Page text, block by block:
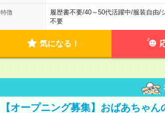
特徴 履歴書不要/40～50代活躍中/服装自由/
不要
気になる！
【オープニング募集】おばあちゃ